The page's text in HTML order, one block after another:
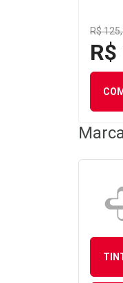
R$